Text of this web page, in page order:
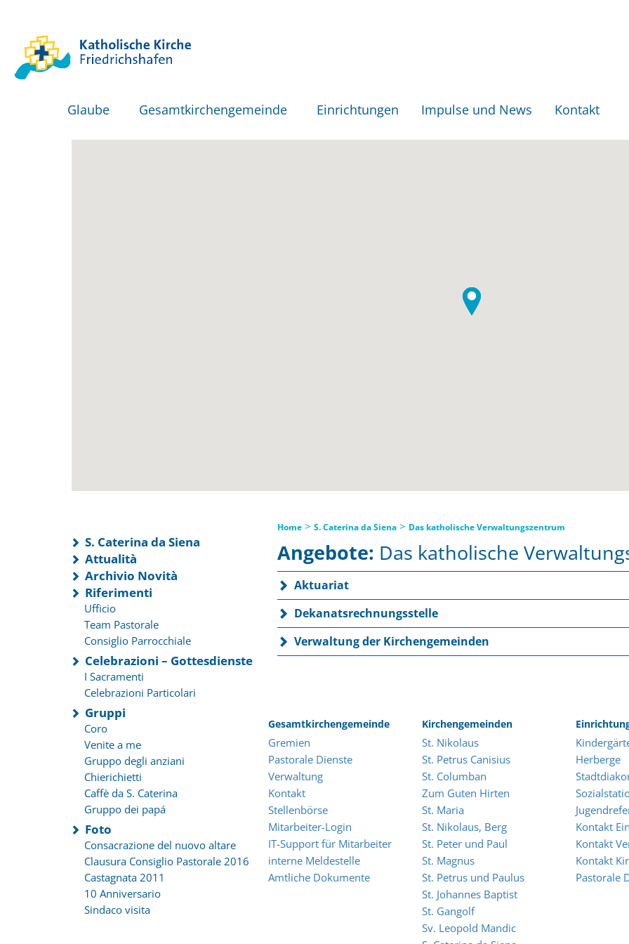
Glaube Gesamtkirchengemeinde Einrichtungen Impulse und News Kontakt
S. Caterina da Siena
Attualità
Archivio Novità
Riferimenti
Ufficio
Team Pastorale
Consiglio Parrocchiale
Celebrazioni – Gottesdienste
I Sacramenti
Celebrazioni Particolari
Gruppi
Coro
Venite a me
Gruppo degli anziani
Chierichietti
Caffè da S. Caterina
Gruppo dei papá
Foto
Consacrazione del nuovo altare
Clausura Consiglio Pastorale 2016
Castagnata 2011
10 Anniversario
Sindaco visita
Home> S. Caterina da Siena> Das katholische Verwaltungszentrum
Angebote: Das katholische
Aktuariat
Dekanatsrechnungsstelle
Verwaltung der Kirchengemeinden
Gesamtkirchengemeinde
Gremien
Pastorale Dienste
Verwaltung
Kontakt
Stellenbörse
Mitarbeiter-Login
IT-Support für Mitarbeiter
interne Meldestelle
Amtliche Dokumente
Kirchengemeinden
St. Nikolaus
St. Petrus Canisius
St. Columban
Zum Guten Hirten
St. Maria
St. Nikolaus, Berg
St. Peter und Paul
St. Magnus
St. Petrus und Paulus
St. Johannes Baptist
St. Gangolf
Sv. Leopold Mandic
Herberge
Kontakt
Kontakt
Kontakt
Pastorale